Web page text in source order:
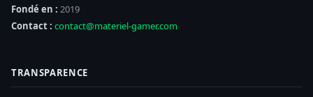
Fondé en : 2019
Contact : contact@materiel-gamer.com
TRANSPARENCE